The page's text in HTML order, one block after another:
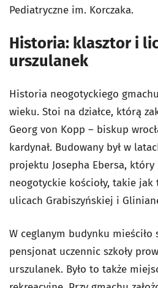
Pediatryczne im. Korczaka.
Historia: klasztor i
urszulanek
Historia neogotyckiego
wieku. Stoi na działce, którą
Georg von Kopp – biskup
kardynał. Budowany był w
projektu Josepha Ebersa, który
neogotyckie kościoły, takie
ulicach Grabiszyńskiej i
W ceglanym budynku
pensjonat uczennic szkoły
urszulanek. Było to także